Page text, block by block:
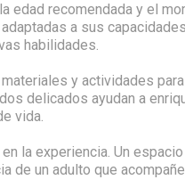
edad recomendada y el
a sus
habilidades.
y actividades
delicados ayudan a
vida.
la experiencia. Un
de un adulto que